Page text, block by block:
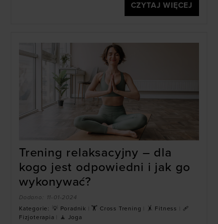
CZYTAJ WIĘCEJ
Trening relaksacyjny – dla
kogo jest odpowiedni i jak go
wykonywać?
Dodano:
11-01-2024
Kategorie: 💡 Poradnik 🏋 Cross Trening 🤸 Fitness
🩹
Fizjoterapia
🧘 Joga